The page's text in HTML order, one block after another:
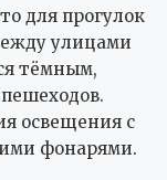
для прогулок
улицами
тёмным,
освещения с
фонарями.